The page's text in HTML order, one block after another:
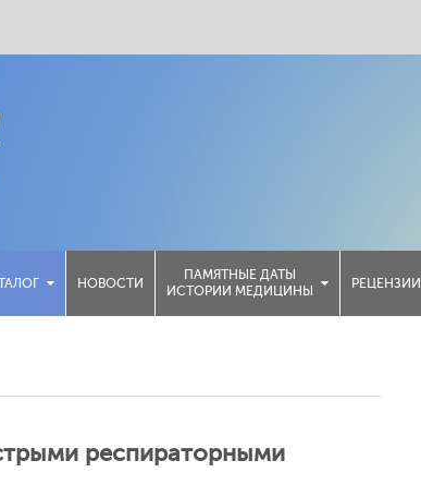
НОВОСТИ
ПАМЯТНЫЕ ДАТЫ
ИСТОРИИ МЕДИЦИНЫ
РЕЦЕНЗИИ
респираторными